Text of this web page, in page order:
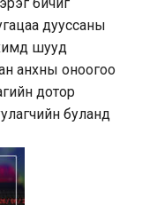
дууссаны
шууд
анхны оноогоо
дотор
буланд